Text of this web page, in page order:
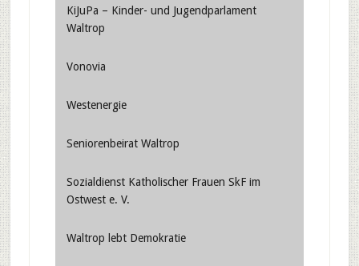
KiJuPa – Kinder- und Jugendparlament
Waltrop
Vonovia
Westenergie
Seniorenbeirat Waltrop
Sozialdienst Katholischer Frauen SkF im
Ostwest e. V.
Waltrop lebt Demokratie